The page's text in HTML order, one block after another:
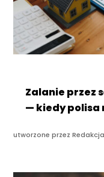
Zalanie przez
— kiedy polisa
utworzone przezRedakcja